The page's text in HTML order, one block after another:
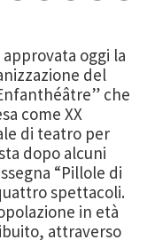
oggi la
del
che
come XX
di teatro per
dopo alcuni
“Pillole di
spettacoli.
in età
attraverso